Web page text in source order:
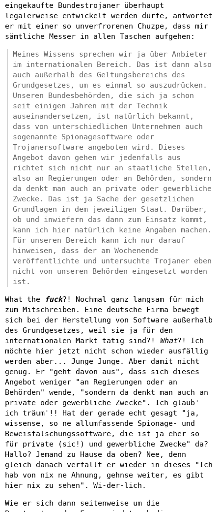
eingekaufte Bundestrojaner überhaupt
legalerweise entwickelt werden dürfe, antwortet
er mit einer so unverfrorenen Chuzpe, dass mir
sämtliche Messer in allen Taschen aufgehen:
Meines Wissens sprechen wir ja über Anbieter
im internationalen Bereich. Das ist dann also
auch außerhalb des Geltungsbereichs des
Grundgesetzes, um es einmal so auszudrücken.
Unseren Bundesbehörden, die sich ja schon
seit einigen Jahren mit der Technik
auseinandersetzen, ist natürlich bekannt,
dass von unterschiedlichen Unternehmen auch
sogenannte Spionagesoftware oder
Trojanersoftware angeboten wird. Dieses
Angebot davon gehen wir jedenfalls aus
richtet sich nicht nur an staatliche Stellen,
also an Regierungen oder an Behörden, sondern
da denkt man auch an private oder gewerbliche
Zwecke. Das ist ja Sache der gesetzlichen
Grundlagen in dem jeweiligen Staat. Darüber,
ob und inwiefern das dann zum Einsatz kommt,
kann ich hier natürlich keine Angaben machen.
Für unseren Bereich kann ich nur darauf
hinweisen, dass der am Wochenende
veröffentlichte und untersuchte Trojaner eben
nicht von unseren Behörden eingesetzt worden
ist.
What the
fuck?! Nochmal ganz langsam für mich
zum Mitschreiben. Eine deutsche Firma bewegt
sich bei der Herstellung von Software außerhalb
des Grundgesetzes, weil sie ja für den
internationalen Markt tätig sind?! What?! Ich
möchte hier jetzt nicht schon wieder ausfällig
werden aber... Junge Junge. Aber damit nicht
genug. Er "geht davon aus", dass sich dieses
Angebot weniger "an Regierungen oder an
Behörden" wende, "sondern da denkt man auch an
private oder gewerbliche Zwecke". Ich glaub'
ich träum'!! Hat der gerade echt gesagt "ja,
wissense, so ne allumfassende Spionage- und
Beweisfälschungssoftware, die ist ja eher so
für private (sic!) und gewerbliche Zwecke" da?
Hallo? Jemand zu Hause da oben? Nee, denn
gleich danach verfällt er wieder in dieses "Ich
hab von nix ne Ahnung, gehnse weiter, es gibt
hier nix zu sehen". Wi-der-lich.
Wie er sich dann seitenweise um die